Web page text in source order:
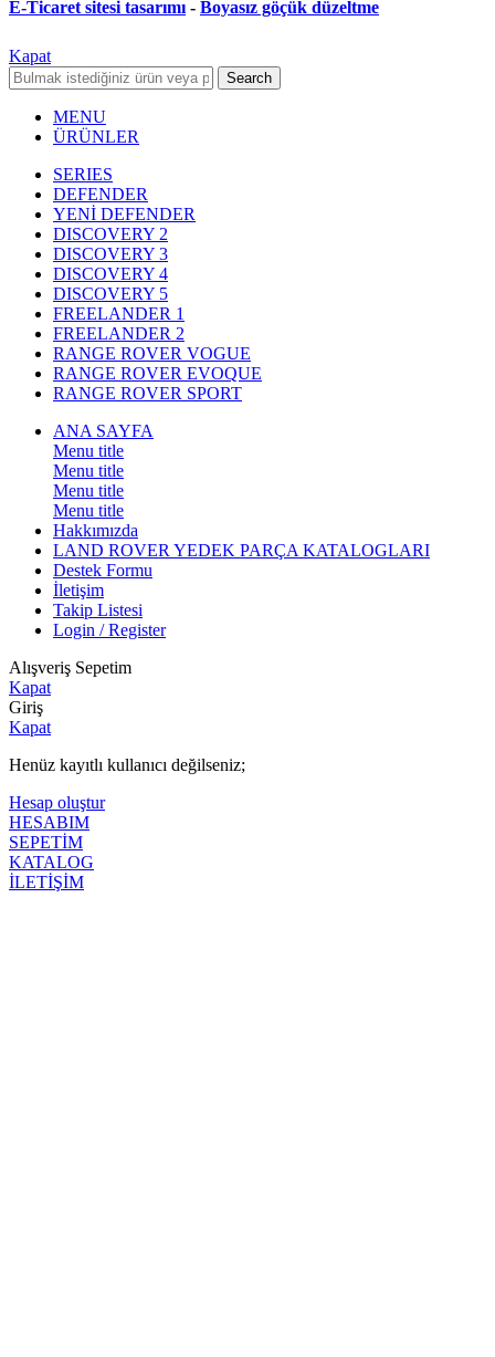
E-Ticaret sitesi tasarımı- Boyasız göçük düzeltme
Kapat
Search
MENU
ÜRÜNLER
SERIES
DEFENDER
YENİ DEFENDER
DISCOVERY 2
DISCOVERY 3
DISCOVERY 4
DISCOVERY 5
FREELANDER 1
FREELANDER 2
RANGE ROVER VOGUE
RANGE ROVER EVOQUE
RANGE ROVER SPORT
ANA SAYFA
Menu title
Menu title
Menu title
Menu title
Hakkımızda
LAND ROVER YEDEK PARÇA KATALOGLARI
Destek Formu
İletişim
Takip Listesi
Login / Register
Alışveriş Sepetim
Kapat
Giriş
Kapat
Henüz kayıtlı kullanıcı değilseniz;
Hesap oluştur
HESABIM
SEPETİM
KATALOG
İLETİŞİM